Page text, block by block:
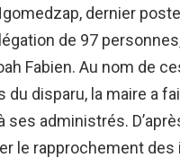
dernier
de 97
Fabien. Au nom de
disparu, la maire a
ses administrés.
le rapprochement